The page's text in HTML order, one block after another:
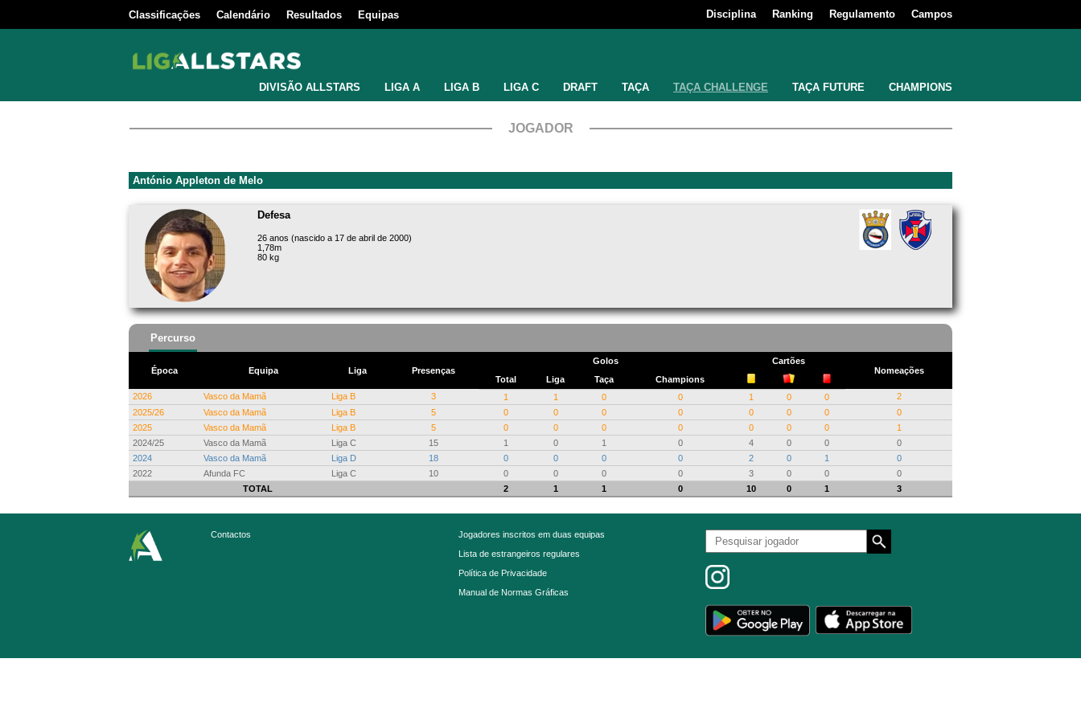
Classificações Calendário Resultados Equipas Disciplina Ranking Regulamento Campos
DIVISÃO ALLSTARS LIGA A LIGA B LIGA C DRAFT TAÇA TAÇA CHALLENGE TAÇA FUTURE CHAMPIONS
JOGADOR
António Appleton de Melo
Defesa
26 anos (nascido a 17 de abril de 2000)
1,78m
80 kg
Percurso
Época Equipa Liga Presenças
Golos
Cartões
Nomeações
Total
Liga Taça
Champions
2026
Vasco da Mamã Liga B 3 1 1 0 0 1 0 0
2
2025/26
Vasco da Mamã Liga B 5 0 0 0 0 0 0 0
0
2025
Vasco da Mamã Liga B 5 0 0 0 0 0 0 0
1
2024/25
Vasco da Mamã Liga C 15 1 0 1 0 4 0 0
0
2024
Vasco da Mamã Liga D 18 0 0 0 0 2 0 1
0
2022
Afunda FC Liga C 10 0 0 0 0 3 0 0
0
TOTAL
2 1 1 0 10 0 1 3
Contactos
Jogadores inscritos em duas equipas
Lista de estrangeiros regulares
Política de Privacidade
Manual de Normas Gráficas